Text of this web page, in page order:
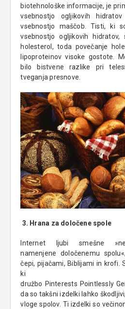
biotehnološke informacije, je
vsebnostjo ogljikovih
vsebnostjo maščob. Tisti, ki
vsebnostjo ogljikovih
holesterol, toda povečanje
lipoproteinov visoke gostote.
bilo bistvene razlike pri
tveganja presnove.
3. Hrana za določene spole
Internet ljubi smešne
namenjene določenemu spolu«
čepi, pijačami, Biblijami in krofi.
ki
družbo Pinterests Pointlessly
da so takšni izdelki lahko
vloge spolov. Ti izdelki so